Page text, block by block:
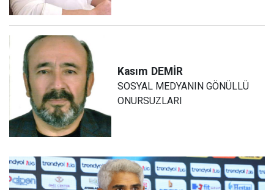
Kasım DEMİR
SOSYAL MEDYANIN GÖNÜLLÜ
ONURSUZLARI